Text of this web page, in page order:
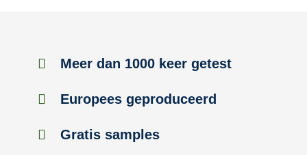
Meer dan 1000 keer getest
Europees geproduceerd
Gratis samples